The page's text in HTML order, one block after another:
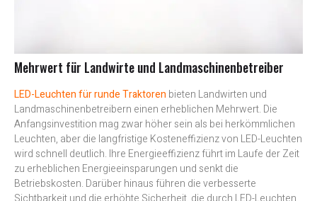
Mehrwert für Landwirte und Landmaschinenbetreiber
LED-Leuchten für runde Traktoren bieten Landwirten und
Landmaschinenbetreibern einen erheblichen Mehrwert. Die
Anfangsinvestition mag zwar höher sein als bei herkömmlichen
Leuchten, aber die langfristige Kosteneffizienz von LED-Leuchten
wird schnell deutlich. Ihre Energieeffizienz führt im Laufe der Zeit
zu erheblichen Energieeinsparungen und senkt die
Betriebskosten. Darüber hinaus führen die verbesserte